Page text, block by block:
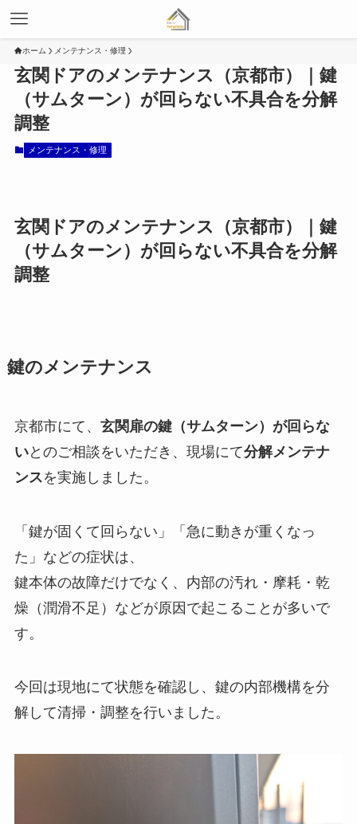
ホーム メンテナンス・修理
玄関ドアのメンテナンス（京都市）｜鍵
（サムターン）が回らない不具合を分解
調整
メンテナンス・修理
玄関ドアのメンテナンス（京都市）｜鍵
（サムターン）が回らない不具合を分解
調整
鍵のメンテナンス
京都市にて、 玄関扉の鍵（サムターン）が回らな
いとのご相談をいただき、現場にて分解メンテナ
ンスを実施しました。
「鍵が固くて回らない」「急に動きが重くなっ
た」などの症状は、
鍵本体の故障だけでなく、内部の汚れ・摩耗・乾
燥（潤滑不足）などが原因で起こることが多いで
す。
今回は現地にて状態を確認し、鍵の内部機構を分
解して清掃・調整を行いました。